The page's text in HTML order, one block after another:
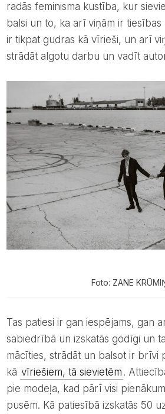
radās feminisma kustība, kur
balsi un to, ka arī viņām ir
ir tikpat gudras kā vīrieši, un arī
strādāt algotu darbu un vadīt
Foto: ZANE
Tas patiesi ir gan iespējams, gan arī atļauts mūsdienu
sabiedrībā un izskatās godīgi un
mācīties, strādāt un balsot ir brīvi
kā vīriešiem, tā sievietēm .
pie modeļa, kad pārī visi
pusēm. Kā patiesībā izskatās 50